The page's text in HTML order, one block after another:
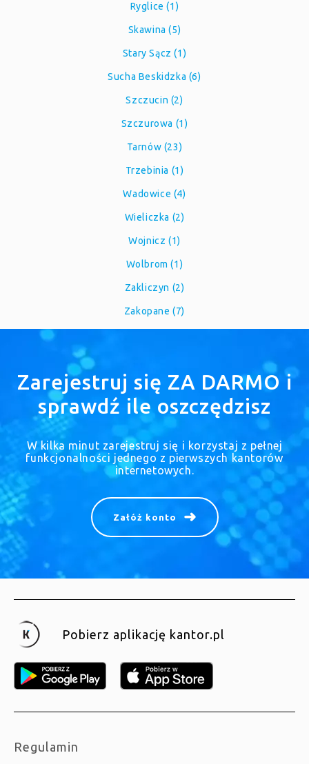
Ryglice (1)
Skawina (5)
Stary Sącz (1)
Sucha Beskidzka (6)
Szczucin (2)
Szczurowa (1)
Tarnów (23)
Trzebinia (1)
Wadowice (4)
Wieliczka (2)
Wojnicz (1)
Wolbrom (1)
Zakliczyn (2)
Zakopane (7)
Zarejestruj się ZA DARMO i
sprawdź ile oszczędzisz
W kilka minut zarejestruj się i korzystaj z pełnej
funkcjonalności jednego z pierwszych kantorów
internetowych.
Załóż konto
Pobierz aplikację kantor.pl
Regulamin